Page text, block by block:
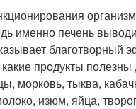
именно печень
продукты
морковь, тыква,
изюм, яйца,